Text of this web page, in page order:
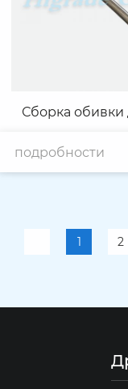
Сборка
панели
подробности
1 2